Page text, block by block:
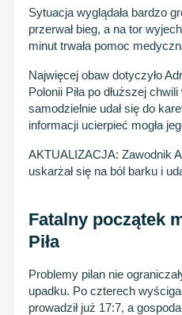
Sytuacja wyglądała bardzo
przerwał bieg, a na tor
minut trwała pomoc
Najwięcej obaw dotyczyło
Polonii Piła po dłuższej
samodzielnie udał się do
informacji ucierpieć mogła
AKTUALIZACJA: Zawodnik
uskarżał się na ból barku i
Fatalny początek
Piła
Problemy pilan nie
upadku. Po czterech
prowadził już 17:7, a